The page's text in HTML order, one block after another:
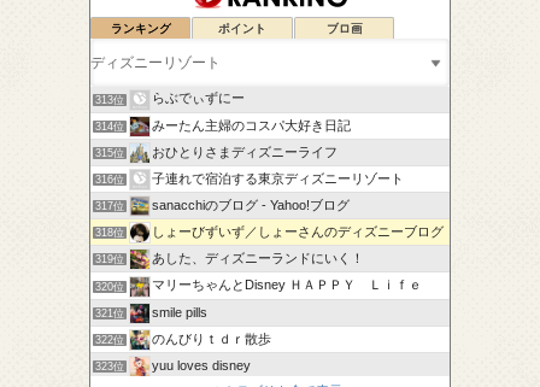
ランキング ポイント ブロ画
312位 ドナいち *夢物語*
313位 らぶでぃずにー
314位 みーたん主婦のコスパ大好き日記
315位 おひとりさまディズニーライフ
316位 子連れで宿泊する東京ディズニーリゾート
317位 sanacchiのブログ - Yahoo!ブログ
318位 しょーびずいず／しょーさんのディズニーブログ
319位 あした、ディズニーランドにいく！
320位 マリーちゃんとDisney ＨＡＰＰＹ Ｌｉｆｅ
321位 smile pills
322位 のんびりｔｄｒ散歩
323位
yuu loves disney